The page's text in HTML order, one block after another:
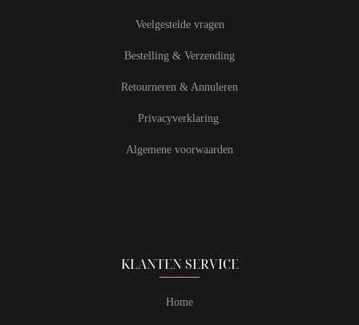
Veelgestelde vragen
Bestelling & Verzending
Retourneren & Annuleren
Privacyverklaring
Algemene voorwaarden
KLANTEN SERVICE
Home